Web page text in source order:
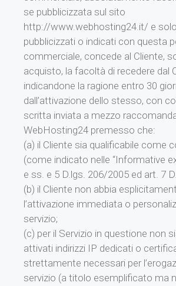
se pubblicizzata sul sito
http://www.webhosting24.it/ e solo
pubblicizzati o indicati con questa
commerciale, concede al Cliente,
acquisto, la facoltà di recedere dal
indicandone la ragione entro 30
dall’attivazione dello stesso, con
scritta inviata a mezzo
WebHosting24 premesso che:
(a) il Cliente sia qualificabile come
(come indicato nelle “Informative
e ss. e 5 D.lgs. 206/2005 ed art. 7
(b) il Cliente non abbia
l’attivazione immediata o
servizio;
(c) per il Servizio in questione non
attivati indirizzi IP dedicati o
strettamente necessari per
servizio (a titolo esemplificato ma